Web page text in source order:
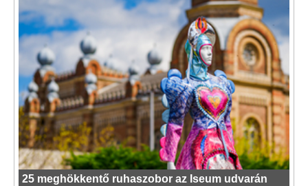
25 meghökkentő ruhaszobor az Iseum udvarán